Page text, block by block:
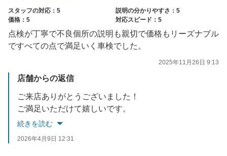
スタッフの対応：5
説明の分かりやすさ：5
価格：5
対応スピード：5
点検が丁寧で不良個所の説明も親切で価格もリーズナブル
ですべての点で満足いく車検でした。
2025年11月26日 9:13
店舗からの返信
ご来店ありがとうございました！
ご満足いただけて嬉しいです。
またのご利用をお待ちしております！
続きを読む
2026年4月9日 12:31